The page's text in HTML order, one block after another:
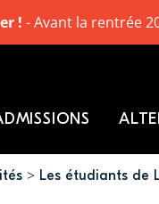
Les étudiants de
! - Avant la rentrée